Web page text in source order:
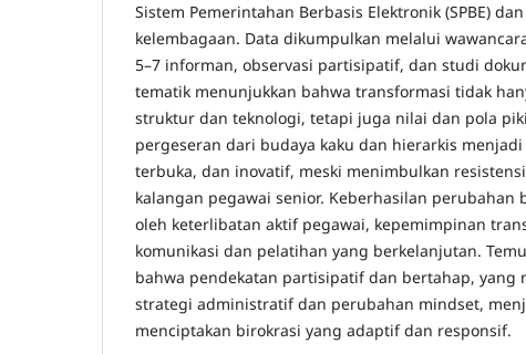
Sistem Pemerintahan Berbasis Elektronik (SPBE)
kelembagaan. Data dikumpulkan melalui
5–7 informan, observasi partisipatif, dan studi
tematik menunjukkan bahwa transformasi tidak
struktur dan teknologi, tetapi juga nilai dan pola
pergeseran dari budaya kaku dan hierarkis
terbuka, dan inovatif, meski menimbulkan
kalangan pegawai senior. Keberhasilan perubahan
oleh keterlibatan aktif pegawai, kepemimpinan
komunikasi dan pelatihan yang berkelanjutan.
bahwa pendekatan partisipatif dan bertahap, yang
strategi administratif dan perubahan mindset,
menciptakan birokrasi yang adaptif dan responsif.